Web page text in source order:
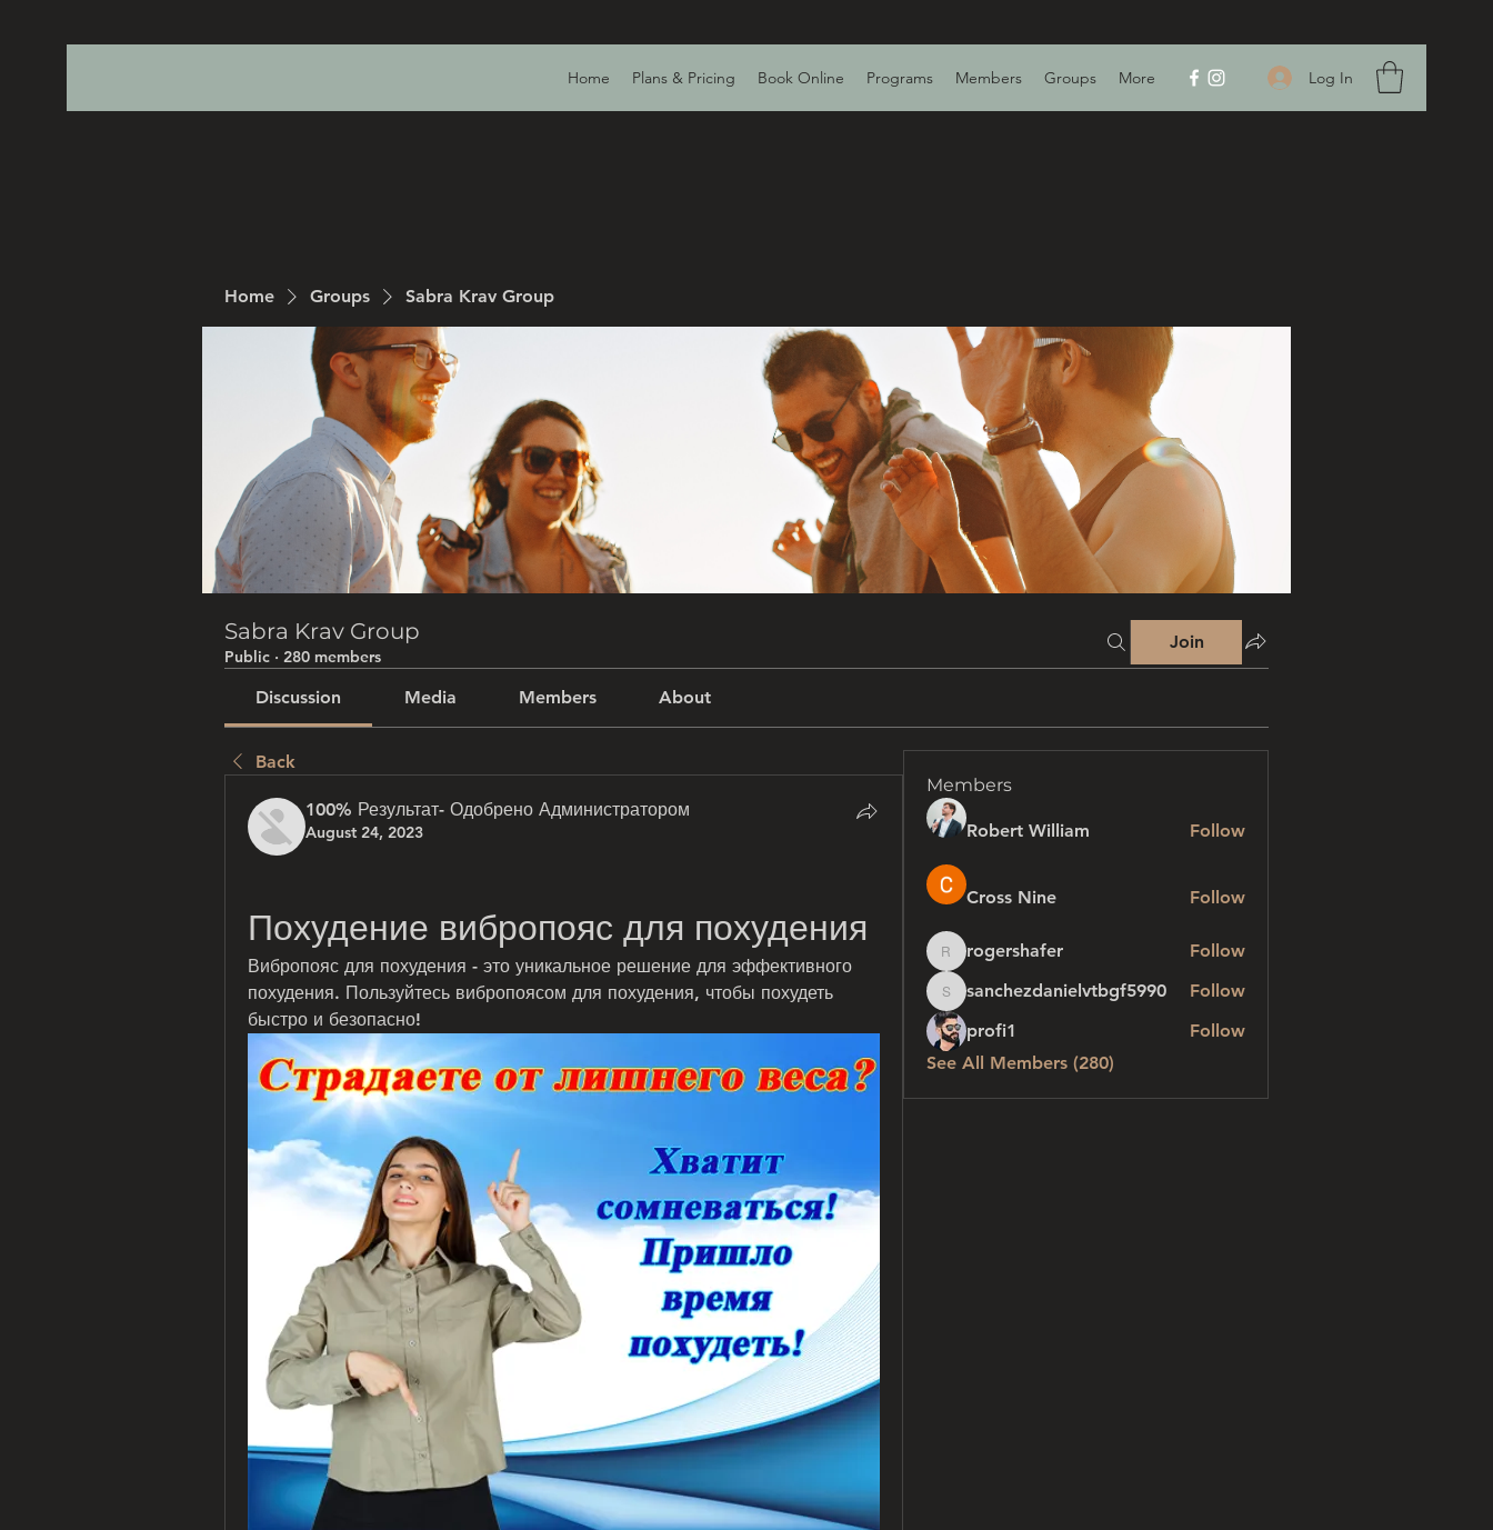
Home Plans & Pricing Book Online Programs Members Groups More Log In
Home Groups Sabra Krav Group
Sabra Krav Group
Public · 280 members
Join
Discussion Media Members About
Back
100% Результат- Одобрено Администратором
August 24, 2023
Похудение вибропояс для похудения
Вибропояс для похудения - это уникальное решение для эффективного
похудения. Пользуйтесь вибропоясом для похудения, чтобы похудеть
быстро и безопасно!
Members
Robert William Follow
Cross Nine Follow
rogershafer
rogershafer Follow
sanchezdanielvtbgf5990
sanchezdanielvtbgf5990
Follow
profi1
Follow
See All Members (280)